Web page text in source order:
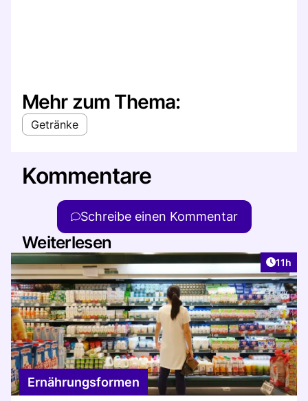
Mehr zum Thema:
Getränke
Kommentare
Schreibe einen Kommentar
Weiterlesen
11h
Ernährungsformen